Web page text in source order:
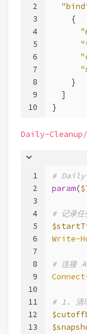
2
3
4
5
6
7
8
9
10
{
}
]
}
Daily-
1
2
3
4
5
6
7
8
9
10
11
12
13
#
param(
# 记录任
Write-
# 连接
# 1. 清